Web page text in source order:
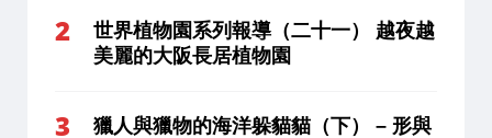
世界植物園系列報導（二十一） 越夜越
美麗的大阪長居植物園
獵人與獵物的海洋躲貓貓（下） – 形與